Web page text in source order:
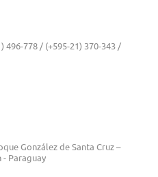
496-778 / (+595-21) 370-343 /
González de Santa Cruz –
- Paraguay